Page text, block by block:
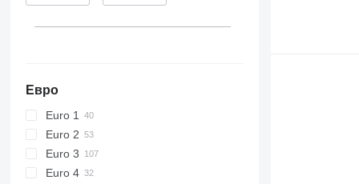
Евро
Euro 1
Euro 2
Euro 3
Euro 4